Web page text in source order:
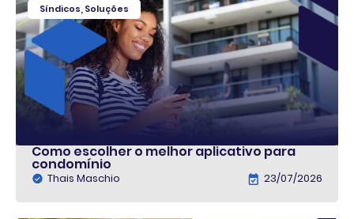
Síndicos,Soluções
Como escolher o melhor aplicativo para
condomínio
Thais Maschio 23/07/2026